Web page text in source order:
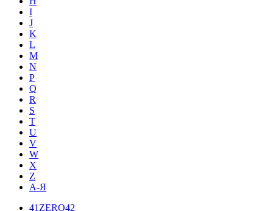
I
J
K
L
M
N
P
Q
R
S
T
U
V
W
X
Z
А-Я
41ZERO42